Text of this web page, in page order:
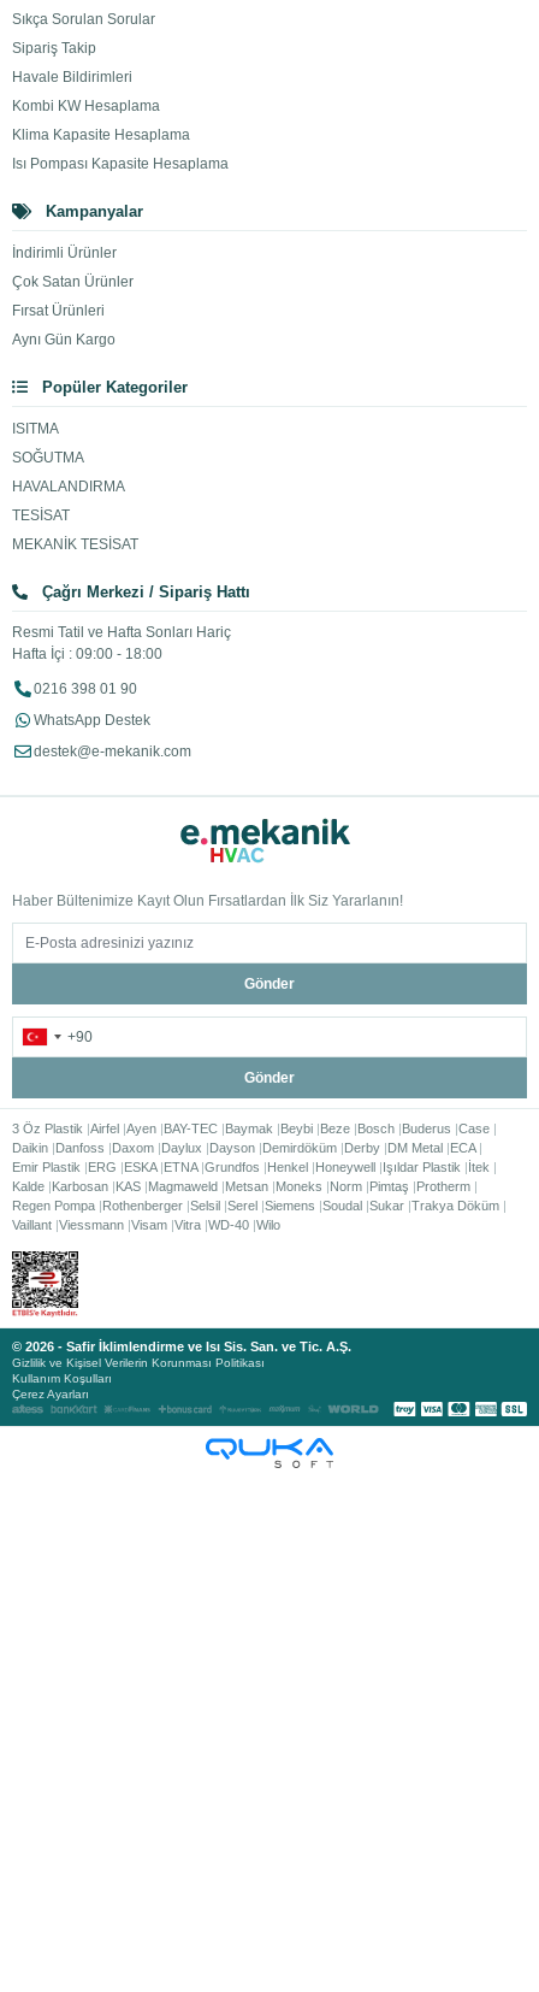
Sıkça Sorulan Sorular
Sipariş Takip
Havale Bildirimleri
Kombi KW Hesaplama
Klima Kapasite Hesaplama
Isı Pompası Kapasite Hesaplama
Kampanyalar
İndirimli Ürünler
Çok Satan Ürünler
Fırsat Ürünleri
Aynı Gün Kargo
Popüler Kategoriler
ISITMA
SOĞUTMA
HAVALANDIRMA
TESİSAT
MEKANİK TESİSAT
Çağrı Merkezi / Sipariş Hattı
Resmi Tatil ve Hafta Sonları Hariç
Hafta İçi : 09:00 - 18:00
0216 398 01 90
WhatsApp Destek
destek@e-mekanik.com
Haber Bültenimize Kayıt Olun Fırsatlardan İlk Siz Yararlanın!
Gönder
Gönder
3 Öz Plastik Airfel Ayen BAY-TEC Baymak Beybi Beze Bosch Buderus Case
Daikin Danfoss Daxom Daylux Dayson Demirdöküm Derby DM Metal ECA
Emir Plastik
ERG ESKA ETNA Grundfos Henkel Honeywell Işıldar Plastik
İtek
Kalde Karbosan KAS Magmaweld Metsan Moneks Norm Pimtaş
Protherm
Regen Pompa Rothenberger Selsil Serel Siemens Soudal Sukar Trakya Döküm
Vaillant Viessmann Visam Vitra WD-40 Wilo
© 2026 - Safir İklimlendirme ve Isı Sis. San. ve Tic. A.Ş.
Gizlilik ve Kişisel Verilerin Korunması Politikası
Kullanım Koşulları
Çerez Ayarları